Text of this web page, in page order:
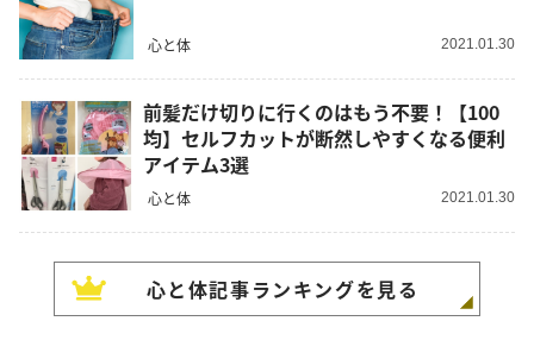
心と体 2021.01.30
前髪だけ切りに行くのはもう不要！【100
均】セルフカットが断然しやすくなる便利
アイテム3選
心と体 2021.01.30
心と体記事ランキングを見る